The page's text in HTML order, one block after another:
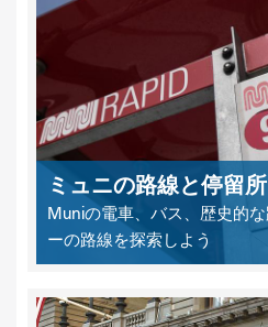
ミュニの路線と停留所
Muniの電車、バス、歴史的
ーの路線を探索しよう